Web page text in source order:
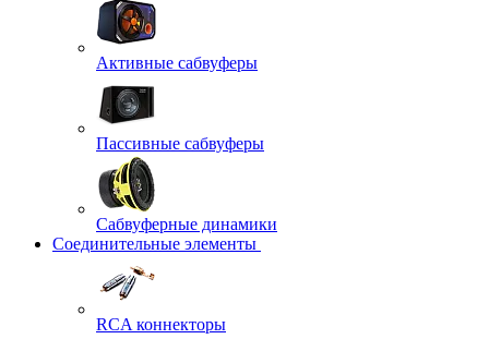
Активные сабвуферы
Пассивные сабвуферы
Сабвуферные динамики
Соединительные элементы
RCA коннекторы